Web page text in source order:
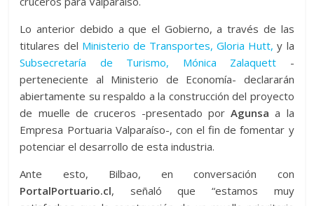
Lo anterior debido a que el Gobierno, a través de las
titulares del Ministerio de Transportes, Gloria Hutt, y la
Subsecretaría de Turismo, Mónica Zalaquett -
perteneciente al Ministerio de Economía- declararán
abiertamente su respaldo a la construcción del proyecto
de muelle de cruceros -presentado porAgunsa a la
Empresa Portuaria Valparaíso-, con el fin de fomentar y
potenciar el desarrollo de esta industria.
Ante esto, Bilbao, en conversación con
PortalPortuario.cl, señaló que “estamos muy